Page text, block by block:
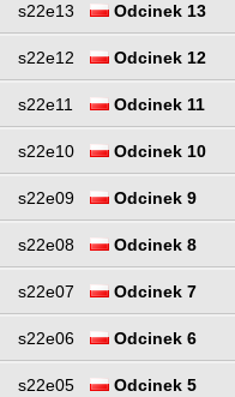
s22e13 Odcinek 13
s22e12 Odcinek 12
s22e11 Odcinek 11
s22e10 Odcinek 10
s22e09 Odcinek 9
s22e08 Odcinek 8
s22e07 Odcinek 7
s22e06 Odcinek 6
s22e05 Odcinek 5